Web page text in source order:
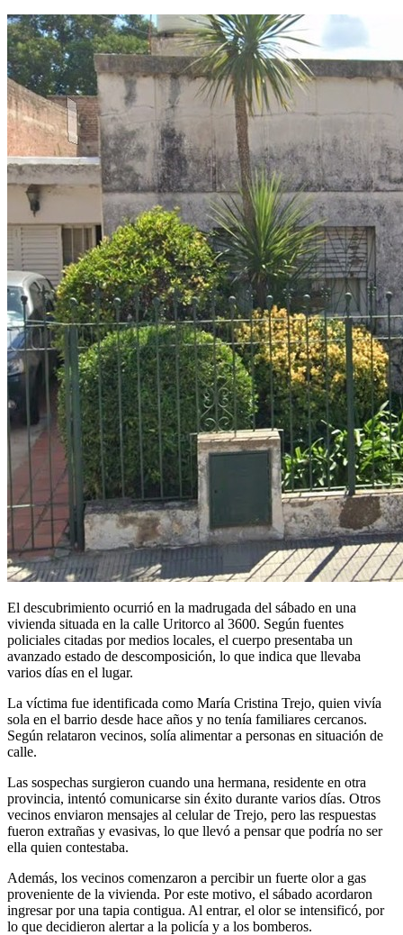
El descubrimiento ocurrió en la madrugada del sábado en una
vivienda situada en la calle Uritorco al 3600. Según fuentes
policiales citadas por medios locales, el cuerpo presentaba un
avanzado estado de descomposición, lo que indica que llevaba
varios días en el lugar.
La víctima fue identificada como María Cristina Trejo, quien vivía
sola en el barrio desde hace años y no tenía familiares cercanos.
Según relataron vecinos, solía alimentar a personas en situación de
calle.
Las sospechas surgieron cuando una hermana, residente en otra
provincia, intentó comunicarse sin éxito durante varios días. Otros
vecinos enviaron mensajes al celular de Trejo, pero las respuestas
fueron extrañas y evasivas, lo que llevó a pensar que podría no ser
ella quien contestaba.
Además, los vecinos comenzaron a percibir un fuerte olor a gas
proveniente de la vivienda. Por este motivo, el sábado acordaron
ingresar por una tapia contigua. Al entrar, el olor se intensificó, por
lo que decidieron alertar a la policía y a los bomberos.